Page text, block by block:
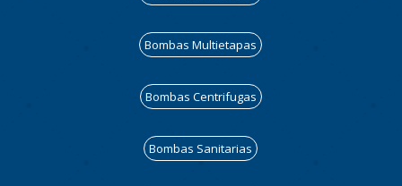
Bombas Multietapas
Bombas Centrifugas
Bombas Sanitarias